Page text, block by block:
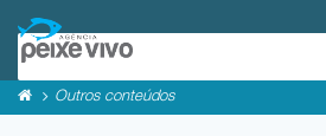
Outros conteúdos